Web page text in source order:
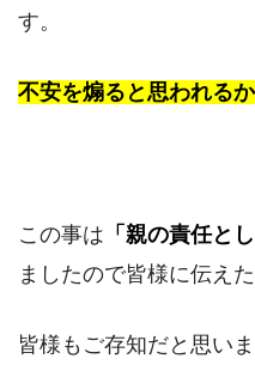
す。
不安を煽ると思われる
この事は 「 親の責任とし
ましたので皆様に伝え
皆様もご存知だと思い